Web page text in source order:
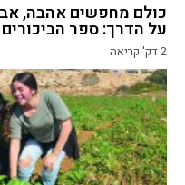
כולם מחפשים אהבה,
על הדרך: ספר
2דק' קריאה